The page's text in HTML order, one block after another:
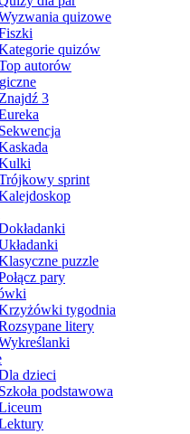
quizowe
quizów
autorów
Znajdź 3
Sekwencja
sprint
puzzle
pary
tygodnia
litery
dzieci
Szkoła podstawowa